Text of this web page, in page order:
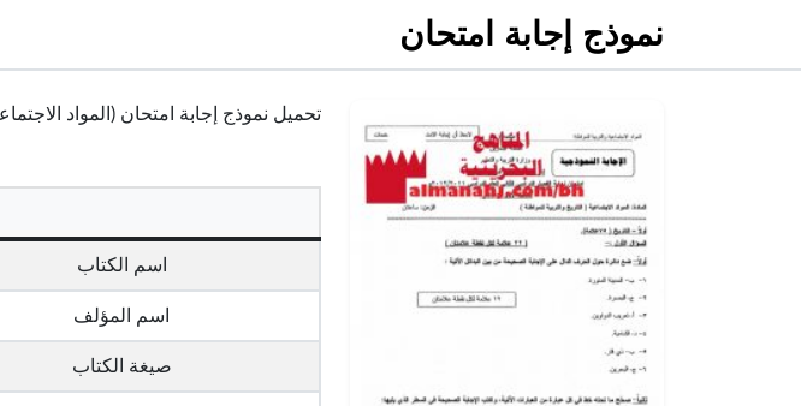
نموذج إجابة امتحان
تحميل نموذج إجابة امتحان (المواد الاجتماعية)
اسم الكتاب
اسم المؤلف
صيغة الكتاب